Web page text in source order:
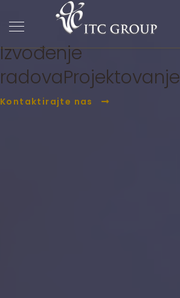
PC Građevina
Izvođenje
radovaProjektovanje
Kontaktirajte nas